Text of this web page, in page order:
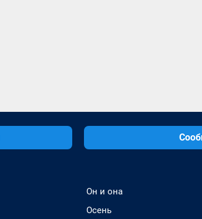
Он и она
Осень